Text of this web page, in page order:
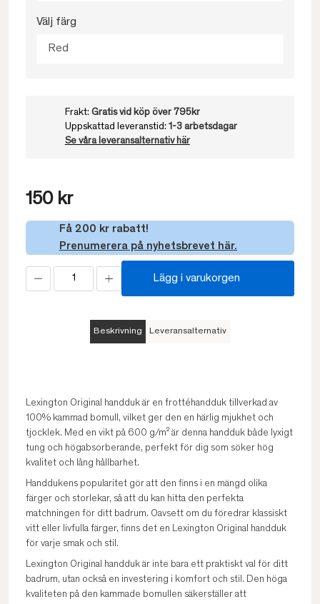
Välj färg
Red
Frakt: Gratis vid köp över 795kr
Uppskattad leveranstid: 1-3 arbetsdagar
Se våra leveransalternativ här
150 kr
Få 200 kr rabatt!
Prenumerera på nyhetsbrevet här.
Lägg i varukorgen
Beskrivning Leveransalternativ
Lexington Original handduk är en frottéhandduk tillverkad av
100% kammad bomull, vilket ger den en härlig mjukhet och
tjocklek. Med en vikt på 600 g/m² är denna handduk både lyxigt
tung och högabsorberande, perfekt för dig som söker hög
kvalitet och lång hållbarhet.
Handdukens popularitet gör att den finns i en mängd olika
färger och storlekar, så att du kan hitta den perfekta
matchningen för ditt badrum. Oavsett om du föredrar klassiskt
vitt eller livfulla färger, finns det en Lexington Original handduk
för varje smak och stil.
Lexington Original handduk är inte bara ett praktiskt val för ditt
badrum, utan också en investering i komfort och stil. Den höga
kvaliteten på den kammade bomullen säkerställer att